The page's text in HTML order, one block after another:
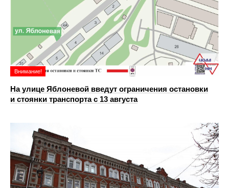
Внимание!
На улице Яблоневой введут ограничения остановки
и стоянки транспорта с 13 августа